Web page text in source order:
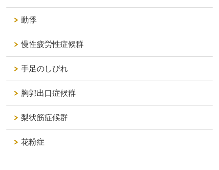
動悸
慢性疲労性症候群
手足のしびれ
胸郭出口症候群
梨状筋症候群
花粉症